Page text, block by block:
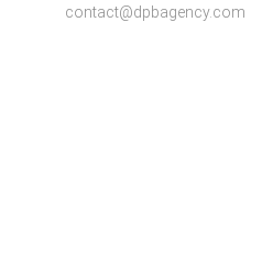
contact@dpbagency.com